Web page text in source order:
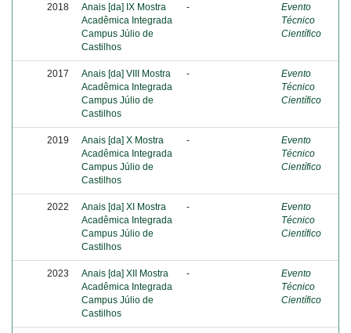
2018
Anais [da] IX Mostra
Acadêmica Integrada
Campus Júlio de
Castilhos
-
Evento
Técnico
Científico
2017
Anais [da] VIII Mostra
Acadêmica Integrada
Campus Júlio de
Castilhos
-
Evento
Técnico
Científico
2019
Anais [da] X Mostra
Acadêmica Integrada
Campus Júlio de
Castilhos
-
Evento
Técnico
Científico
2022
Anais [da] XI Mostra
Acadêmica Integrada
Campus Júlio de
Castilhos
-
Evento
Técnico
Científico
2023
Anais [da] XII Mostra
Acadêmica Integrada
Campus Júlio de
Castilhos
-
Evento
Técnico
Científico